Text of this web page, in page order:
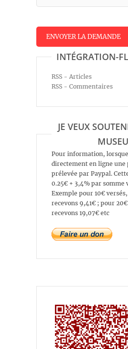
INTÉGRATION-
RSS - Articles
RSS - Commentaires
JE VEUX
Pour information,
directement en ligne une
prélevée par Paypal.
0.25€ + 3,4% par somme
Exemple pour 10€
recevons 9,41€ ; pour
recevons 19,07€ etc